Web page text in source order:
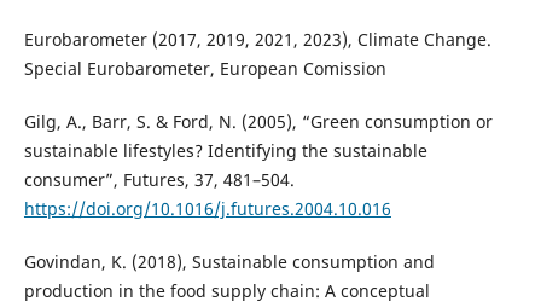
Eurobarometer (2017, 2019, 2021, 2023), Climate Change.
Special Eurobarometer, European Comission
Gilg, A., Barr, S. & Ford, N. (2005), “Green consumption or
sustainable lifestyles? Identifying the sustainable
consumer”, Futures, 37, 481–504.
https://doi.org/10.1016/j.futures.2004.10.016
Govindan, K. (2018), Sustainable consumption and
production in the food supply chain: A conceptual